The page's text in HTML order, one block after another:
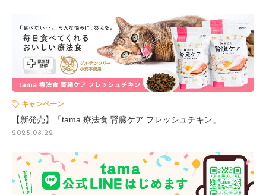
キャンペーン
【新発売】「tama 療法食 腎臓ケア フレッシュチキン」
2025.08.22